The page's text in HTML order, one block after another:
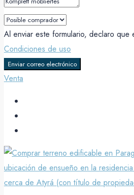
Al enviar este formulario, declaro
Condiciones de uso
Enviar correo electrónico
Venta